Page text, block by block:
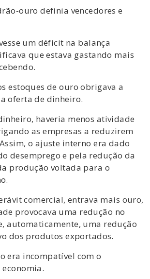
ouro definia vencedores e
um déficit na balança
que estava gastando mais
estoques de ouro obrigava a
oferta de dinheiro.
haveria menos atividade
as empresas a reduzirem
o ajuste interno era dado
desemprego e pela redução da
produção voltada para o
comercial, entrava mais ouro,
provocava uma redução no
automaticamente, uma redução
dos produtos exportados.
era incompatível com o